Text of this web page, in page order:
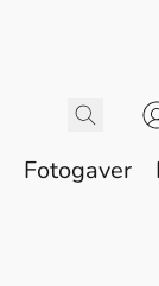
Fotogaver